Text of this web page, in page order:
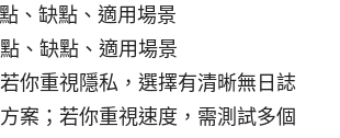
、缺點、適用場景
、缺點、適用場景
你重視隱私，選擇有清晰無日誌
案；若你重視速度，需測試多個